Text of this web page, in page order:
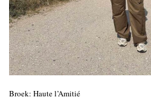
Broek: Haute l’Amitié